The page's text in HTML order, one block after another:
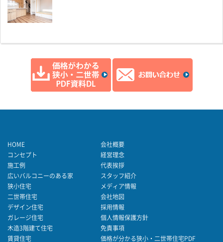
HOME
コンセプト
施工例
広いバルコニーのある家
狭小住宅
二世帯住宅
デザイン住宅
ガレージ住宅
木造3階建て住宅
賃貸住宅
会社概要
経営理念
代表挨拶
スタッフ紹介
メディア情報
会社地図
採用情報
個人情報保護方針
免責事項
価格が分かる狭小・二世帯住宅PDF